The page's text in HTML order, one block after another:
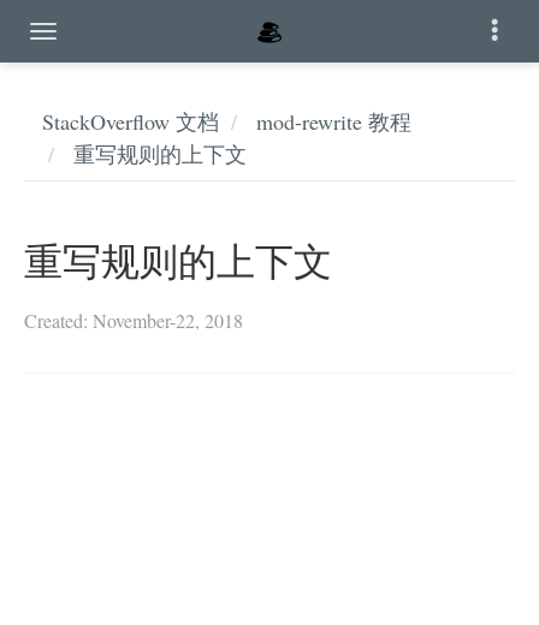
StackOverflow 文档
mod-rewrite 教程
重写规则的上下文
重写规则的上下文
Created: November-22, 2018